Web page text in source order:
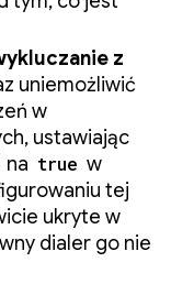
z
uniemożliwić
w
ustawiając
na true w
tej
ukryte w
dialer go nie